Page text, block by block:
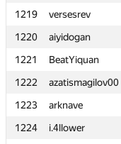
1219
versesrev
1220
aiyidogan
1221
BeatYiquan
1222
azatismagilov00
1223
arknave
1224
i.4llower
1219
versesrev
1220
aiyidogan
1221
BeatYiquan
1222
azatismagilov00
1223
arknave
1224
i.4llower